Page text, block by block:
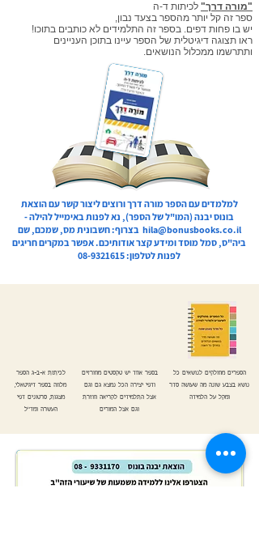
"מורה דרך" לכיתות ד-ה
ספר זה קל יותר מהספר בצעד נבון,
יש בו פחות דפים. בספר זה התלמידים לא כותבים בתוכו!
ראו תצוגה דיגיטלית של הספר עיינו בתוכן העניינים
ותתרשמו ממכלול הנושאים.
למלמדים עם הספר מורה דרך ורוצים ליצור קשר עם הוצאת
בונוס יבנה (המו"ל של הספר), נא לפנות באימייל להילה -
hila@bonusbooks.co.il בצרוף: חשבונית מס, שמכם, שם
ביה"ס, סמל מוסד ומידע קצר אודותיכם. אפשר במקרים חריגים
לפנות לטלפון:08-9321615
לכיתות א-ב-ג הספר
מלווה בספר דיגיטאלי,
מצגות, סרטונים דפי
העשרה ומד"ל
בספר אחד יש טקסטים מחורזים
ודפי יצירה הכל נמצא גם וגם
אצל התלמידים לקריאה חוזרת
וגם אצל המורים
הספרים מחולקים לנושאים כל
נושא בצבע שונה מה שעושה סדר
ומקל על הלמידה